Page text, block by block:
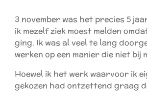
3 november was het precies 5
ik mezelf ziek moest melden
ging. Ik was al veel te lang
werken op een manier die niet bij
Hoewel ik het werk waarvoor ik
gekozen had ontzettend graag